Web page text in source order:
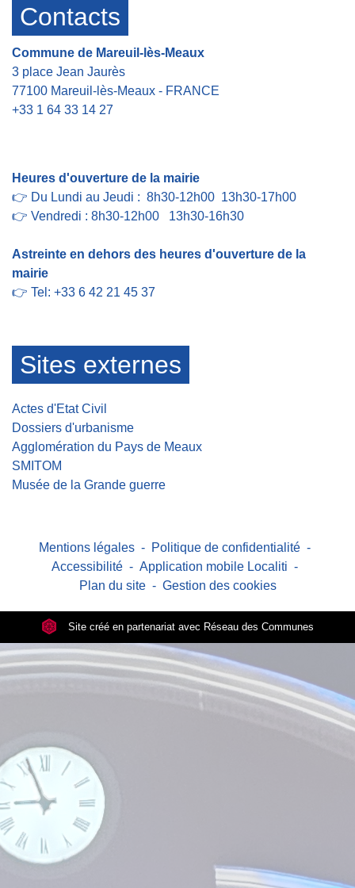
Contacts
Commune de Mareuil-lès-Meaux
3 place Jean Jaurès
77100 Mareuil-lès-Meaux - FRANCE
+33 1 64 33 14 27
Heures d'ouverture de la mairie
👉 Du Lundi au Jeudi : 8h30-12h00 13h30-17h00
👉 Vendredi : 8h30-12h00 13h30-16h30
Astreinte en dehors des heures d'ouverture de la
mairie
👉 Tel: +33 6 42 21 45 37
Sites externes
Actes d'Etat Civil
Dossiers d'urbanisme
Agglomération du Pays de Meaux
SMITOM
Musée de la Grande guerre
Mentions légales - Politique de confidentialité -
Accessibilité - Application mobile Localiti -
Plan du site - Gestion des cookies
Site créé en partenariat avec Réseau des Communes